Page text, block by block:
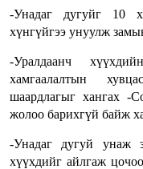
-Унадаг дугуйг 10
хүнгүйгээ унуулж
-Уралдаанч
хамгаалалтын
шаардлагыг хангах -
жолоо барихгүй байж
-Унадаг дугуй унаж
хүүхдийг айлгаж